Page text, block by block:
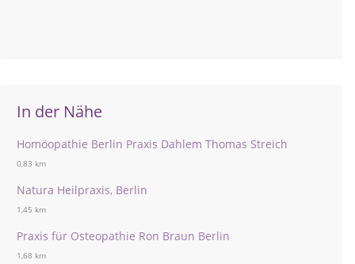
In der Nähe
Homöopathie Berlin Praxis Dahlem Thomas Streich
0,83 km
Natura Heilpraxis, Berlin
1,45 km
Praxis für Osteopathie Ron Braun Berlin
1,68 km